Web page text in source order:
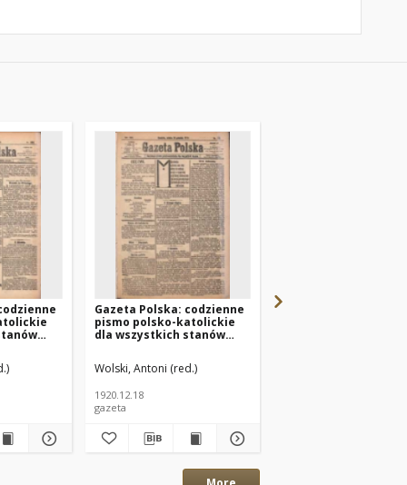
Gazeta Polska: codzienne
pismo polsko-katolickie
dla wszystkich stanów
Wolski, Antoni (red.)
1920.12.18
gazeta